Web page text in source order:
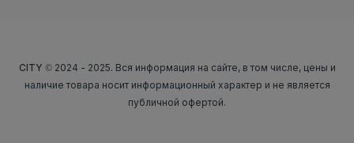
CITY © 2024 - 2025. Вся информация на сайте, в том числе, цены и
наличие товара носит информационный характер и не является
публичной офертой.